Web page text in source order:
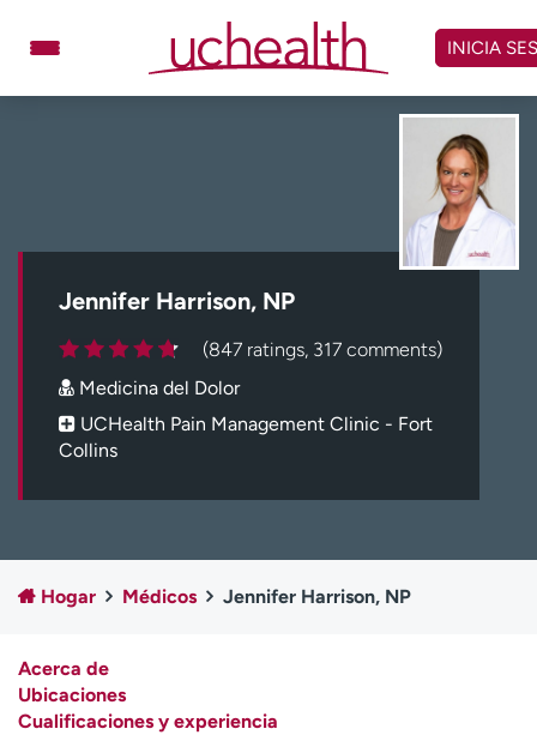
contenido
Carreras
Inicie sesión en My Health Connection
Acerca de UCHealth
Clases y eventos
Empleados
Profesionales
Contáctenos
INICIA
Jennifer Harrison, NP
(847 ratings, 317 comments)
Medicina del Dolor
UCHealth Pain Management Clinic - Fort
Collins
Hogar Médicos Jennifer Harrison, NP
Acerca de
Ubicaciones
Cualificaciones y experiencia